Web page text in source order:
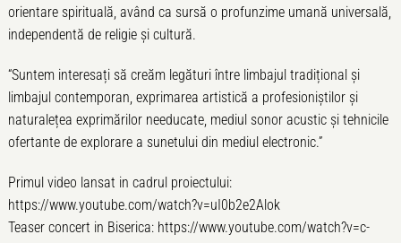
orientare spirituală, având ca sursă o profunzime umană universală,
independentă de religie și cultură.
“Suntem interesați să creăm legături între limbajul tradițional și
limbajul contemporan, exprimarea artistică a profesioniștilor și
naturalețea exprimărilor needucate, mediul sonor acustic și tehnicile
ofertante de explorare a sunetului din mediul electronic.”
Primul video lansat in cadrul proiectului:
https://www.youtube.com/watch?v=uI0b2e2Alok
Teaser concert in Biserica: https://www.youtube.com/watch?v=c-